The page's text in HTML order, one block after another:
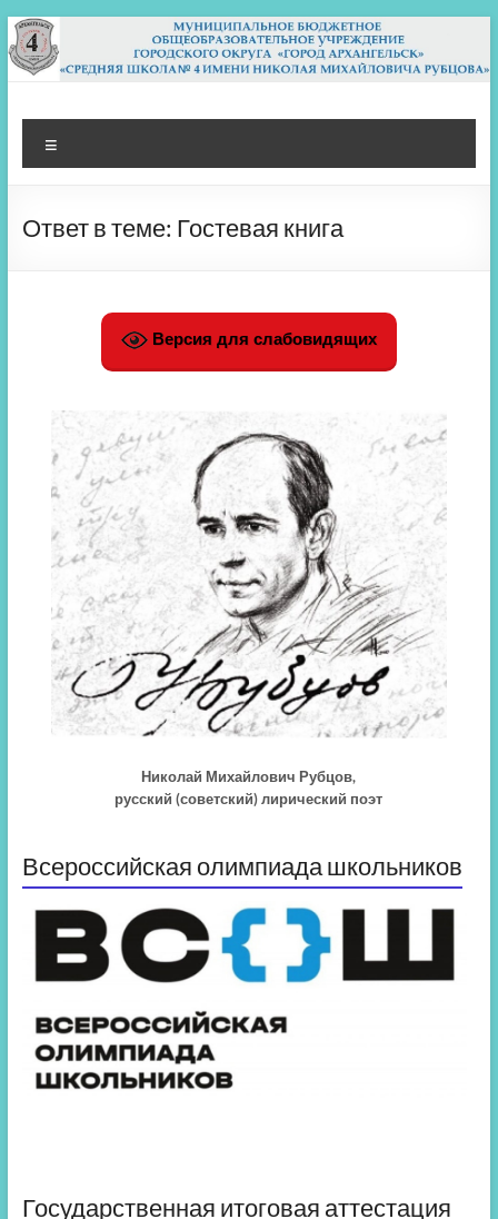
Перейти
к
содержимому
МБОУ СШ 4
Архангельск
Ответ в теме: Гостевая книга
Версия для слабовидящих
Николай Михайлович Рубцов,
русский (советский) лирический поэт
Всероссийская олимпиада школьников
Государственная итоговая аттестация